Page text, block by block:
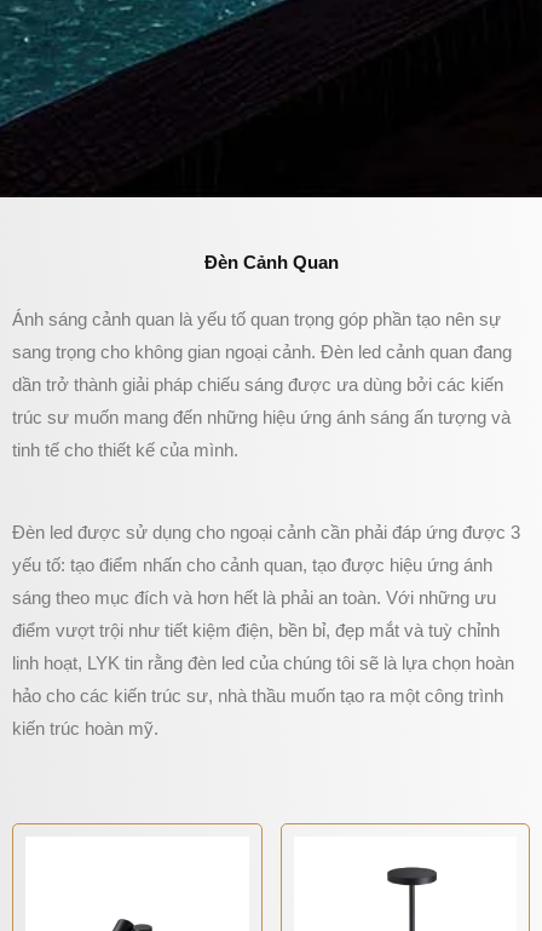
Đèn Cảnh Quan
Ánh sáng cảnh quan là yếu tố quan trọng góp phần tạo nên sự
sang trọng cho không gian ngoại cảnh. Đèn led cảnh quan đang
dần trở thành giải pháp chiếu sáng được ưa dùng bởi các kiến
trúc sư muốn mang đến những hiệu ứng ánh sáng ấn tượng và
tinh tế cho thiết kế của mình.
Đèn led được sử dụng cho ngoại cảnh cần phải đáp ứng được 3
yếu tố: tạo điểm nhấn cho cảnh quan, tạo được hiệu ứng ánh
sáng theo mục đích và hơn hết là phải an toàn. Với những ưu
điểm vượt trội như tiết kiệm điện, bền bỉ, đẹp mắt và tuỳ chỉnh
linh hoạt, LYK tin rằng đèn led của chúng tôi sẽ là lựa chọn hoàn
hảo cho các kiến trúc sư, nhà thầu muốn tạo ra một công trình
kiến trúc hoàn mỹ.